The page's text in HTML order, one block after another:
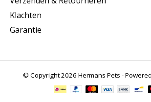
Klachten
Garantie
© Copyright 2026 Hermans Pets -